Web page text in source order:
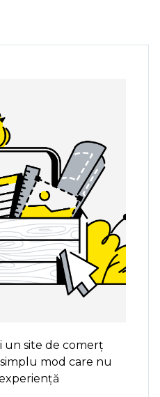
un site de comerț
mod care nu